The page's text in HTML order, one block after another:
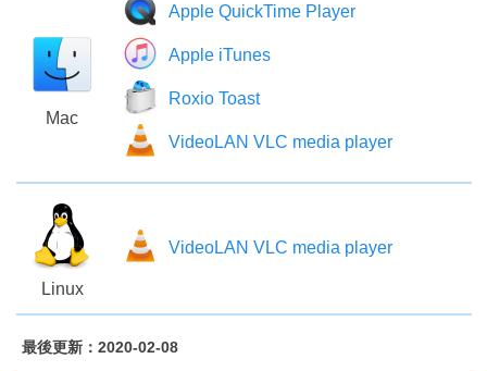
Mac
Apple QuickTime Player
Apple iTunes
Roxio Toast
VideoLAN VLC media player
Linux
VideoLAN VLC media player
最後更新：2020-02-08